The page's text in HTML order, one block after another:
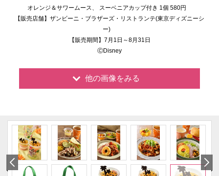
オレンジ＆サワームース、 スーベニアカップ付き 1個 580円
【販売店舗】ザンビーニ・ブラザーズ・リストランテ(東京ディズニーシ
ー)
【販売期間】7月1日～8月31日
ⒸDisney
他の画像をみる